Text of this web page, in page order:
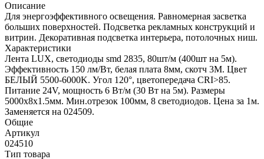
Описание
Для энергоэффективного освещения. Равномерная засветка
больших поверхностей. Подсветка рекламных конструкций и
витрин. Декоративная подсветка интерьера, потолочных ниш.
Характеристики
Лента LUX, светодиоды smd 2835, 80шт/м (400шт на 5м).
Эффективность 150 лм/Вт, белая плата 8мм, скотч 3М. Цвет
БЕЛЫЙ 5500-6000K. Угол 120°, цветопередача CRI>85.
Питание 24V, мощность 6 Вт/м (30 Вт на 5м). Размеры
5000х8х1.5мм. Мин.отрезок 100мм, 8 светодиодов. Цена за 1м.
Заменяется на 024509.
Общие
Артикул
024510
Тип товара